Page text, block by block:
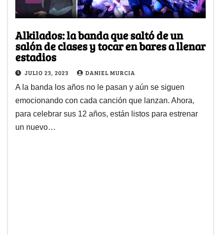
Alkilados: la banda que saltó de un
salón de clases y tocar en bares a llenar
estadios
JULIO 23, 2023 DANIEL MURCIA
A la banda los años no le pasan y aún se siguen
emocionando con cada canción que lanzan. Ahora,
para celebrar sus 12 años, están listos para estrenar
un nuevo…